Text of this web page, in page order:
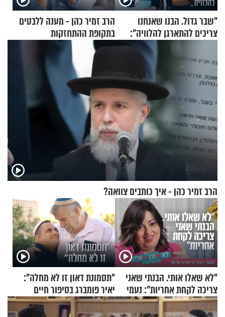
"שבר גדול. הבנו שאנחנו
צריכים להתארגן להלוויה":
זוגיות במבחן, הפעם עם מרים
וגד דנינו
הרב זמיר כהן - מענה ללבטים
בתקופת ההתחזקות
הרב זמיר כהן - איך כותבים צוואה?
"לא שאלו אותי. הבנתי שאני
צריכה לקחת אחריות": נעמי
בנט בריאיון אישי
"תסמונת דאון זו לא מחלה":
יאיר פומברג בסיפור חיים
מעורר השראה